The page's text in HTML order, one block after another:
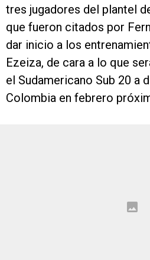
tres jugadores del plantel
que fueron citados por
dar inicio a los
Ezeiza, de cara a lo que
el Sudamericano Sub 20 a
Colombia en febrero